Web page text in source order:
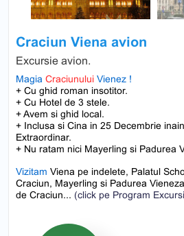
Craciun Viena avion
Excursie avion.
Magia Craciunului Vienez !
+ Cu ghid roman insotitor.
+ Cu Hotel de 3 stele.
+ Avem si ghid local.
+ Inclusa si Cina in 25 Decembrie
Extraordinar.
+ Nu ratam nici Mayerling si Padurea
Vizitam Viena pe indelete, Palatul
Craciun, Mayerling si Padurea
de Craciun... (click pe Program